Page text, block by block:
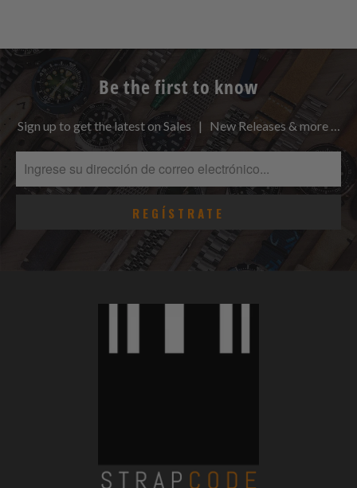
Be the first to know
Sign up to get the latest on Sales | New Releases & more …